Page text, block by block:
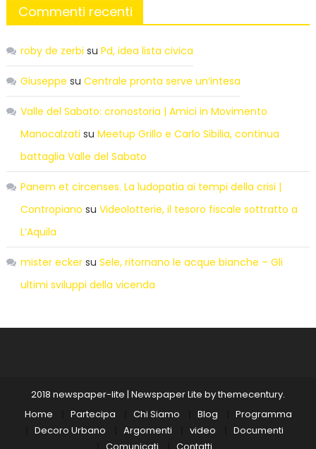
Commenti recenti
roby de zerbi su Pd, idea lista civica
Giuseppe su Centrale pronta serve un’intesa
Valle del Sabato: cronostoria | Amici in Movimento
Manocalzati su Meetup Grillo e Carlo Sibilia, continua
battaglia Valle del Sabato
Panem et circenses. La ludopatia ai tempi della crisi |
Contropiano su Videolotterie, il tesoro fiscale sottratto a
L’Aquila
mister eckersu Sele, ritornano le acque bianche – Gli
ultimi sviluppi della vicenda
2018 newspaper-lite | Newspaper Lite bythemecentury.
Home
Partecipa Chi Siamo Blog
Programma
Decoro Urbano
Argomenti video
Documenti
Comunicati
Contatti